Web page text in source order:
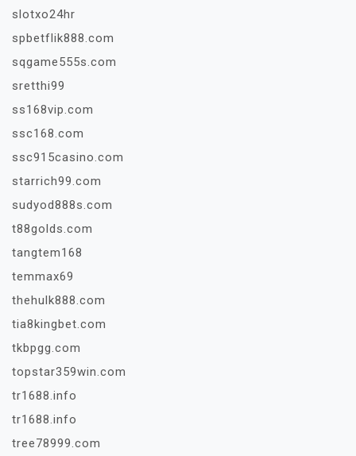
slotxo24hr
spbetflik888.com
sqgame555s.com
sretthi99
ss168vip.com
ssc168.com
ssc915casino.com
starrich99.com
sudyod888s.com
t88golds.com
tangtem168
temmax69
thehulk888.com
tia8kingbet.com
tkbpgg.com
topstar359win.com
tr1688.info
tr1688.info
tree78999.com